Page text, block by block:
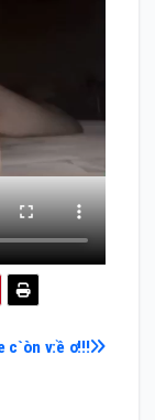
c`òn v:ề ơ!!!